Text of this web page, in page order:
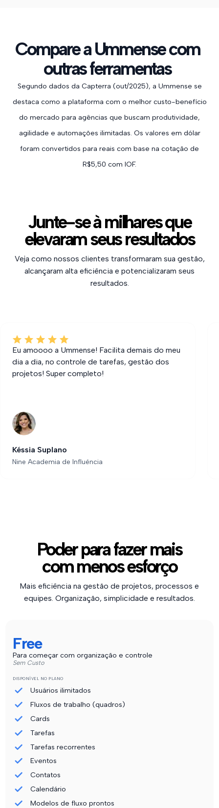
Compare a Ummense com
outras ferramentas
Segundo dados da Capterra (out/2025), a Ummense se
destaca como a plataforma com o melhor custo-benefício
do mercado para agências que buscam produtividade,
agilidade e automações ilimitadas. Os valores em dólar
foram convertidos para reais com base na cotação de
R$5,50 com IOF.
Junte-se à milhares que
elevaram seus resultados
Veja como nossos clientes transformaram sua gestão,
alcançaram alta eficiência e potencializaram seus
resultados.
Eu amoooo a Ummense! Facilita demais do meu
dia a dia, no controle de tarefas, gestão dos
projetos! Super completo!
Késsia Suplano
Nine Academia de Influência
Poder para fazer mais
com menos esforço
Mais eficiência na gestão de projetos, processos e
equipes. Organização, simplicidade e resultados.
Free
Para começar com organização e controle
Sem Custo
DISPONÍVEL NO PLANO
Usuários ilimitados
Fluxos de trabalho (quadros)
Cards
Tarefas
Tarefas recorrentes
Eventos
Contatos
Calendário
Modelos de fluxo prontos